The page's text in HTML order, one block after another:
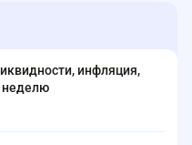
инфляция,
неделю